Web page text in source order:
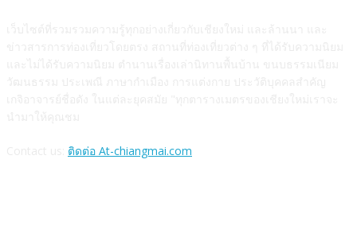
ติดต่อ At-chiangmai.com